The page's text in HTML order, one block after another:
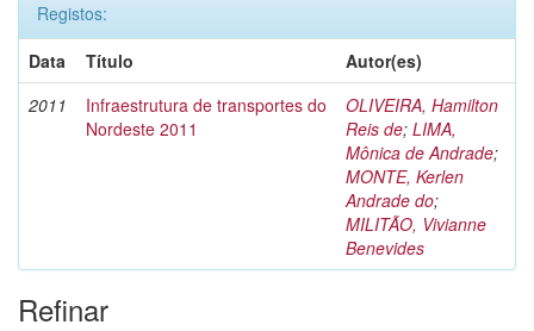
Registos:
Data
Título
Autor(es)
2011
Infraestrutura de transportes do
Nordeste 2011
OLIVEIRA, Hamilton
Reis de; LIMA,
Mônica de Andrade;
MONTE, Kerlen
Andrade do;
MILITÃO, Vivianne
Benevides
Refinar